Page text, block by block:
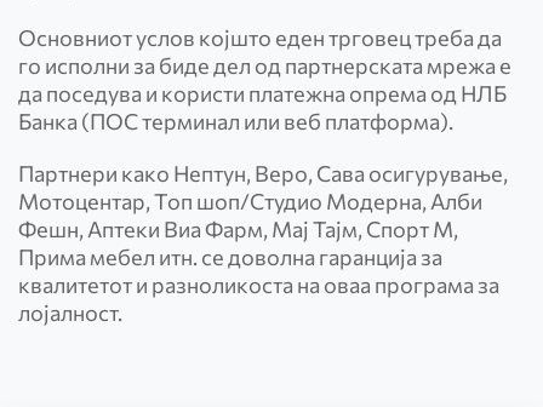
Основниот услов којшто еден трговец треба да
го исполни за биде дел од партнерската мрежа е
да поседува и користи платежна опрема од НЛБ
Банка (ПОС терминал или веб платформа).
Партнери како Нептун, Веро, Сава осигурување,
Мотоцентар, Топ шоп/Студио Модерна, Алби
Фешн, Аптеки Виа Фарм, Мај Тајм, Спорт М,
Прима мебел итн. се доволна гаранција за
квалитетот и разноликоста на оваа програма за
лојалност.